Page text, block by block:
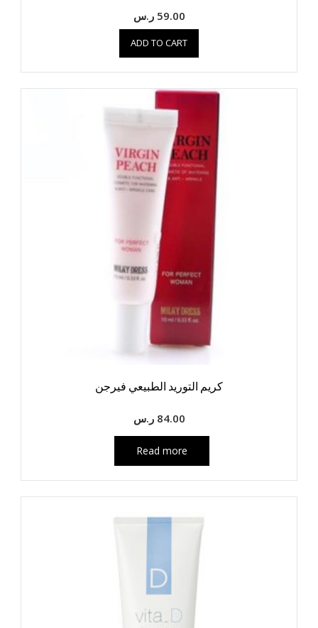
59.00 ر.س
ADD TO CART
كريم التوريد الطبيعي فيرجن
84.00 ر.س
Read more